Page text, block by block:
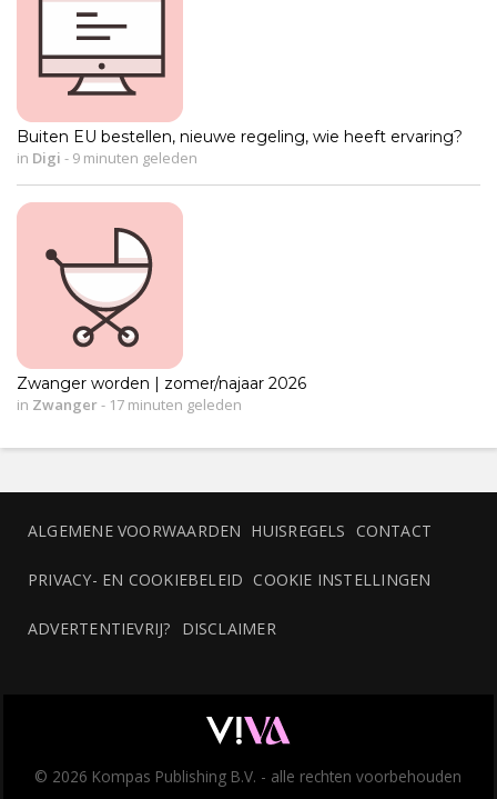
Buiten EU bestellen, nieuwe regeling, wie heeft ervaring?
in Digi - 9 minuten geleden
Zwanger worden | zomer/najaar 2026
in Zwanger- 17 minuten geleden
ALGEMENE VOORWAARDEN HUISREGELS CONTACT
PRIVACY- EN COOKIEBELEID COOKIE INSTELLINGEN
ADVERTENTIEVRIJ? DISCLAIMER
© 2026 Kompas Publishing B.V. - alle rechten voorbehouden